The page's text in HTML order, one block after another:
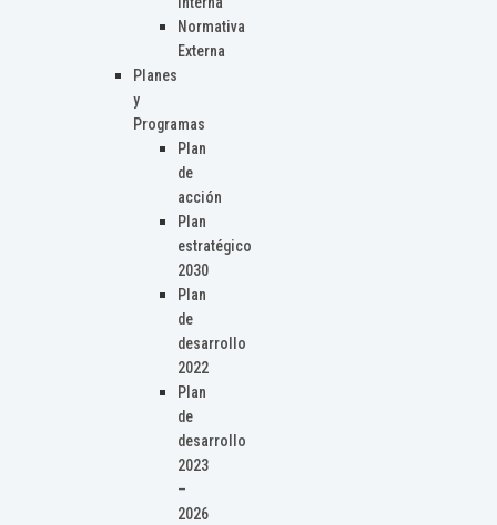
Normativa
Externa
Planes
y
Programas
Plan
de
acción
Plan
estratégico
2030
Plan
de
desarrollo
2022
Plan
de
desarrollo
2023
–
2026